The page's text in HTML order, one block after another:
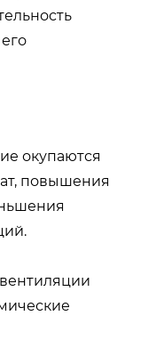
окупаются
повышения